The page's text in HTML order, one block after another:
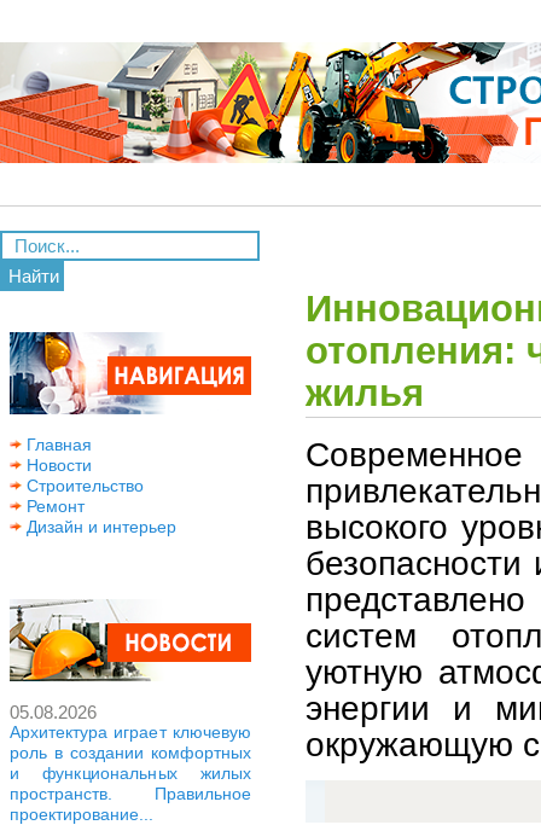
Найти
Главная
Новости
Строительство
Ремонт
Дизайн и интерьер
05.08.2026
Архитектура играет ключевую
роль в создании комфортных
и функциональных жилых
пространств. Правильное
проектирование...
отопления:
жилья
Современное
высокого
систем
уютную
энергии и
окружающую